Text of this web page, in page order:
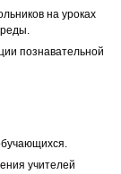
на уроках
познавательной
учителей